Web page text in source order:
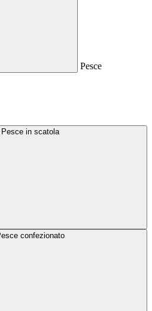
Pesce
Pesce in scatola
confezionato